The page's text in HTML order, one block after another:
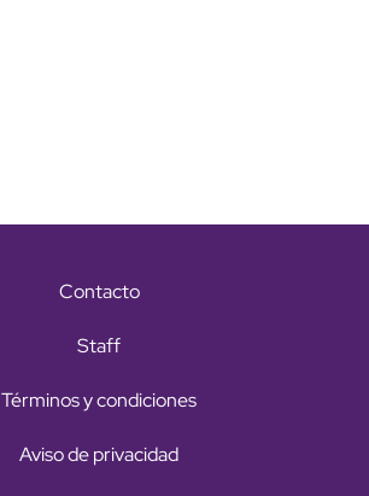
Contacto
Staff
Términos y condiciones
Aviso de privacidad